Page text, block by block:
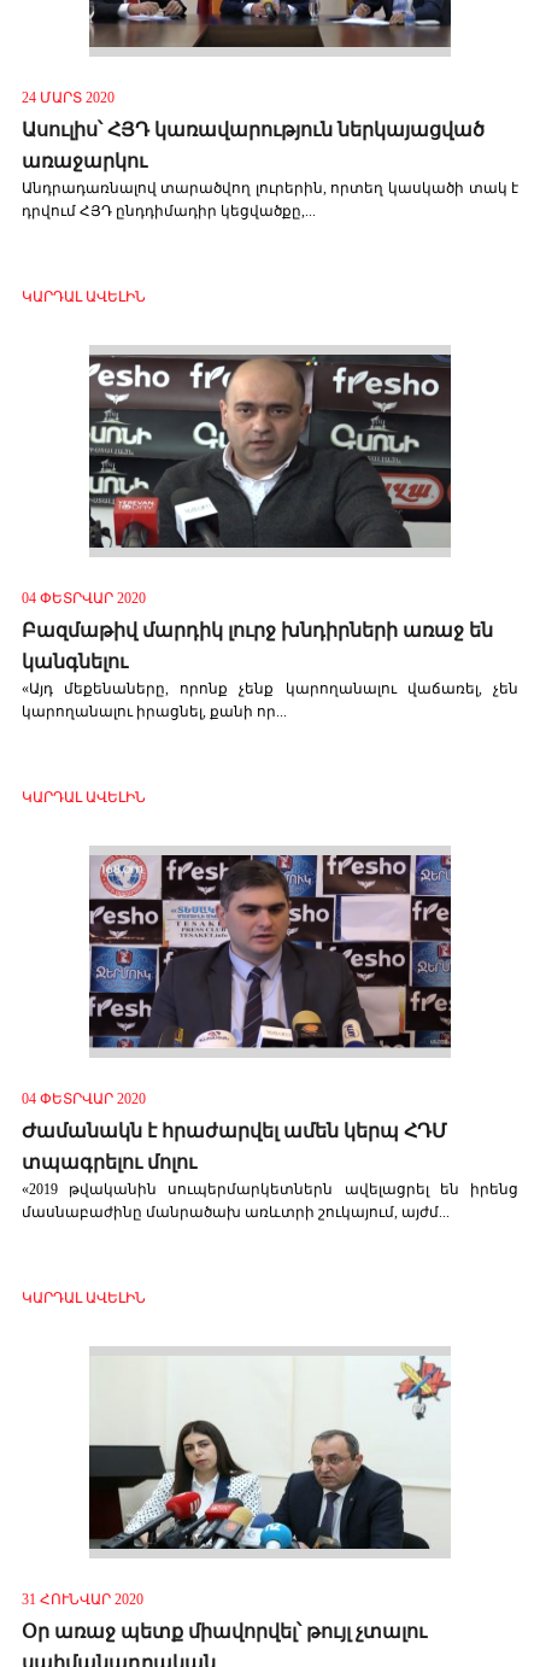
24 ՄԱՐՏ 2020
Ասուլիս՝ ՀՅԴ կառավարություն ներկայացված
առաջարկու
Անդրադառնալով տարածվող լուրերին, որտեղ կասկածի տակ է
դրվում ՀՅԴ ընդդիմադիր կեցվածքը,...
ԿԱՐԴԱԼ ԱՎԵԼԻՆ
04 ՓԵՏՐՎԱՐ 2020
Բազմաթիվ մարդիկ լուրջ խնդիրների առաջ են
կանգնելու
«Այդ մեքենաները, որոնք չենք կարողանալու վաճառել, չեն
կարողանալու իրացնել, քանի որ...
ԿԱՐԴԱԼ ԱՎԵԼԻՆ
04 ՓԵՏՐՎԱՐ 2020
Ժամանակն է հրաժարվել ամեն կերպ ՀԴՄ
տպագրելու մոլու
«2019 թվականին սուպերմարկետներն ավելացրել են իրենց
մասնաբաժինը մանրածախ առևտրի շուկայում, այժմ...
ԿԱՐԴԱԼ ԱՎԵԼԻՆ
31 ՀՈՒՆՎԱՐ 2020
Օր առաջ պետք միավորվել՝ թույլ չտալու
սահմանադրական